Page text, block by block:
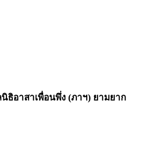
อาสาเพื่อนพึ่ง (ภาฯ) ยามยาก